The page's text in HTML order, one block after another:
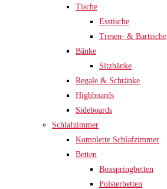
Tische
Esstische
Tresen- & Bartische
Bänke
Sitzbänke
Regale & Schränke
Highboards
Sideboards
Schlafzimmer
Komplette Schlafzimmer
Betten
Boxspringbetten
Polsterbetten